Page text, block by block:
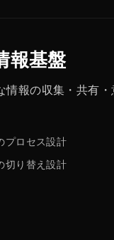
報基盤
報の収集・共有
プロセス設計
切り替え設計